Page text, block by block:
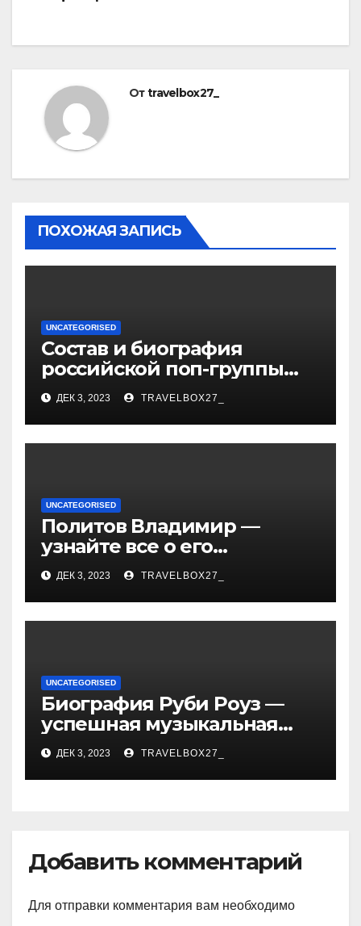
Отtravelbox27_
ПОХОЖАЯ ЗАПИСЬ
UNCATEGORISED
Состав и биография
российской поп-группы
«Иванушки интернешнл»
— история успеха, музыка
и судьбы участников
ДЕК 3, 2023 TRAVELBOX27_
UNCATEGORISED
Политов Владимир —
узнайте все о его
биографии, возрасте и
впечатляющих
достижениях!
ДЕК 3, 2023 TRAVELBOX27_
UNCATEGORISED
Биография Руби Роуз —
успешная музыкальная
карьера, личная жизнь и
знаковые достижения
ДЕК 3, 2023 TRAVELBOX27_
Добавить комментарий
Для отправки комментария вам необходимо